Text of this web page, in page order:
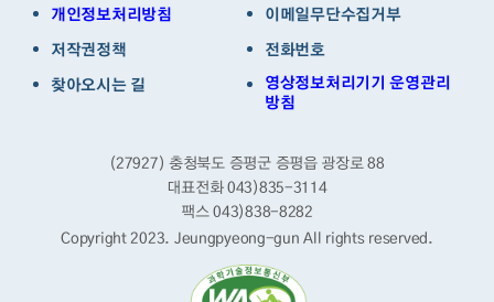
개인정보처리방침
이메일무단수집거부
저작권정책
전화번호
찾아오시는 길
영상정보처리기기 운영관리
방침
(27927) 충청북도 증평군 증평읍 광장로 88
대표전화 043)835-3114
팩스 043)838-8282
Copyright 2023. Jeungpyeong-gunAll rights reserved.